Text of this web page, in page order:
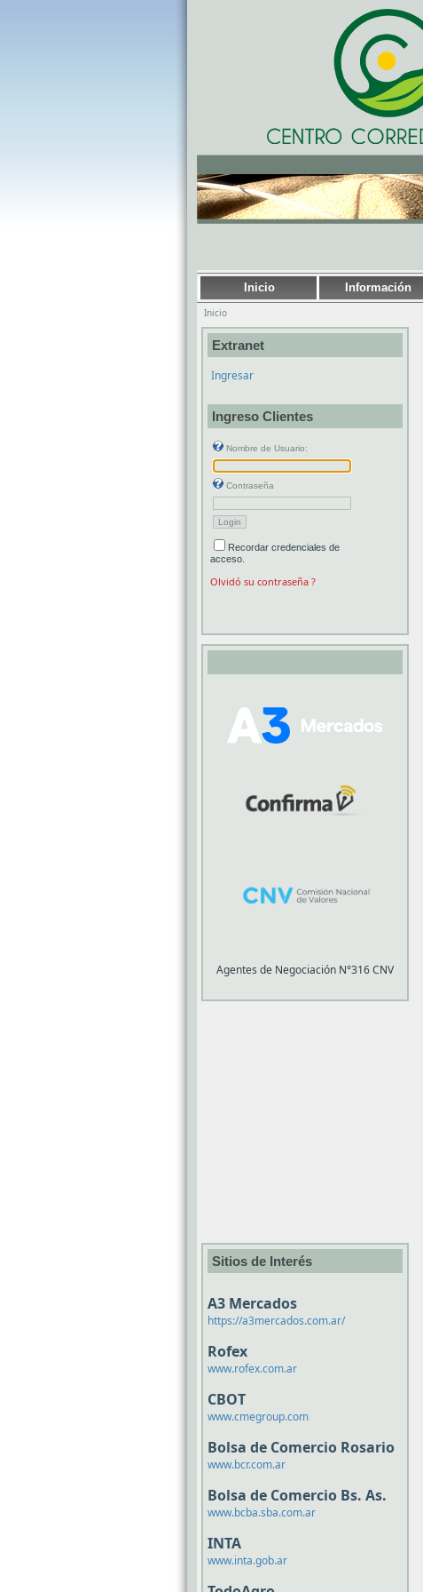
Inicio Información
Inicio
Extranet
Ingresar
Ingreso Clientes
Nombre de Usuario:
Contraseña
Recordar credenciales de
acceso.
Olvidó su contraseña ?
Agentes de Negociación N°316 CNV
Sitios de Interés
A3 Mercados
https://a3mercados.com.ar/
Rofex
www.rofex.com.ar
CBOT
www.cmegroup.com
Bolsa de Comercio Rosario
www.bcr.com.ar
Bolsa de Comercio Bs. As.
www.bcba.sba.com.ar
INTA
www.inta.gob.ar